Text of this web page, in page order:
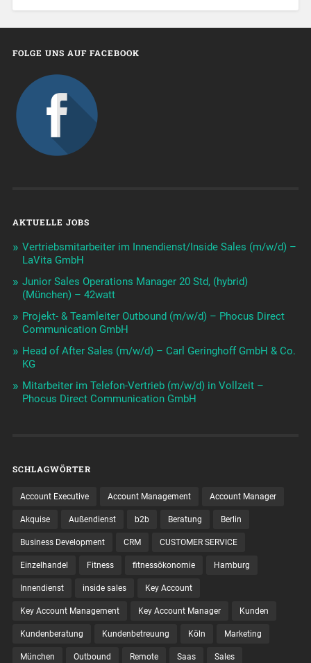
FOLGE UNS AUF FACEBOOK
AKTUELLE JOBS
Vertriebsmitarbeiter im Innendienst/Inside Sales (m/w/d) –
LaVita GmbH
Junior Sales Operations Manager 20 Std, (hybrid)
(München) – 42watt
Projekt- & Teamleiter Outbound (m/w/d) – Phocus Direct
Communication GmbH
Head of After Sales (m/w/d) – Carl Geringhoff GmbH & Co.
KG
Mitarbeiter im Telefon-Vertrieb (m/w/d) in Vollzeit –
Phocus Direct Communication GmbH
SCHLAGWÖRTER
Account Executive Account Management Account Manager
Akquise Außendienst b2b Beratung Berlin
Business Development CRM CUSTOMER SERVICE
Einzelhandel Fitness fitnessökonomie Hamburg
Innendienst inside sales Key Account
Key Account Management Key Account Manager Kunden
Kundenberatung Kundenbetreuung Köln Marketing
München Outbound Remote Saas Sales